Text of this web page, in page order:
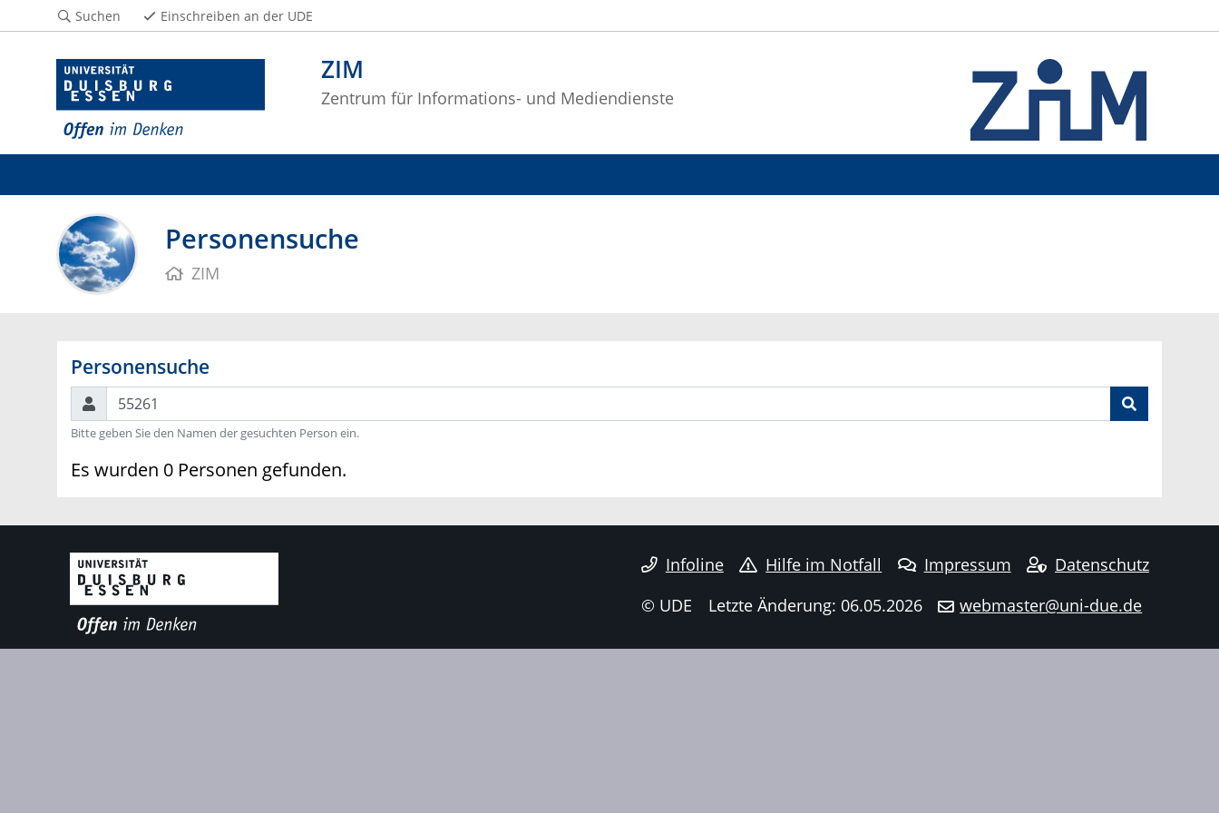
ZIM
Zentrum für Informations- und Mediendienste
Suchen Einschreiben an der UDE
Personensuche
ZIM
Personensuche
Suchen
Bitte geben Sie den Namen der gesuchten Person ein.
Es wurden 0 Personen gefunden.
Infoline Hilfe im Notfall Impressum
Datenschutz
© UDE
Letzte Änderung: 06.05.2026 webmaster@uni-due.de